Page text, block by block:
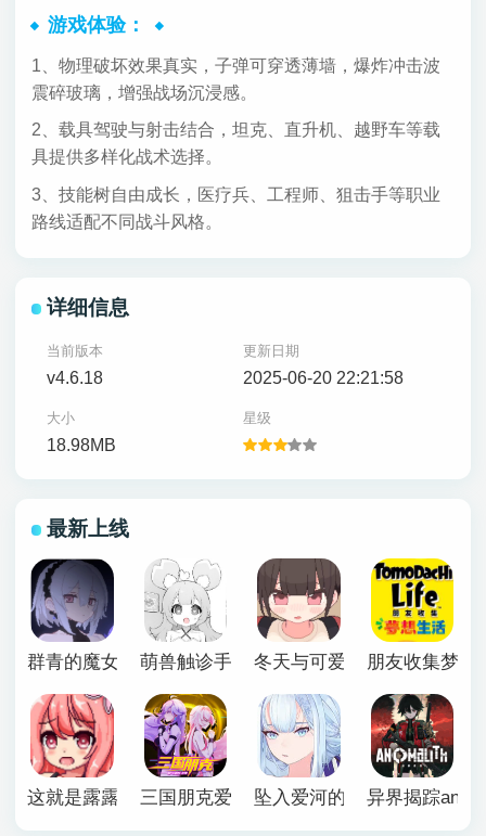
游戏体验：
1、物理破坏效果真实，子弹可穿透薄墙，爆炸冲击波
震碎玻璃，增强战场沉浸感。
2、载具驾驶与射击结合，坦克、直升机、越野车等载
具提供多样化战术选择。
3、技能树自由成长，医疗兵、工程师、狙击手等职业
路线适配不同战斗风格。
详细信息
当前版本
v4.6.18
更新日期
2025-06-20 22:21:58
大小
18.98MB
星级
最新上线
群青的魔女下载安卓萌兽触诊手机版冬天与可爱妹妹恶作剧游戏
朋友收集梦想
这就是露露的小镇建设三国朋克爱与破坏之神手机版
坠入爱河的狐狸魅惑万花筒
异界揭踪